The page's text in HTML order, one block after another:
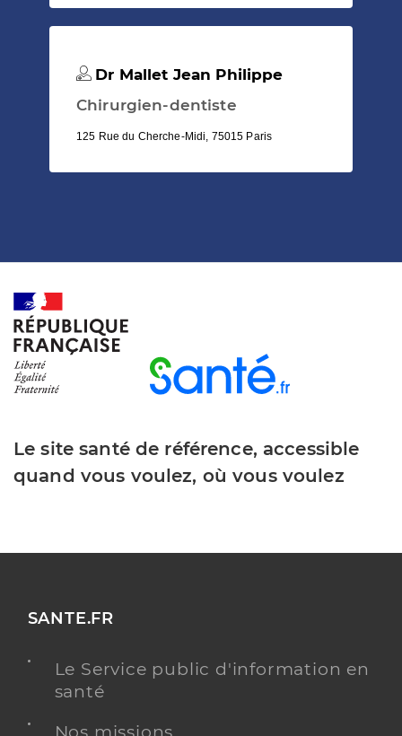
Dr Mallet Jean Philippe
Chirurgien-dentiste
125 Rue du Cherche-Midi, 75015 Paris
Le site santé de référence, accessible
quand vous voulez, où vous voulez
SANTE.FR
Le Service public d'information en
santé
Nos missions